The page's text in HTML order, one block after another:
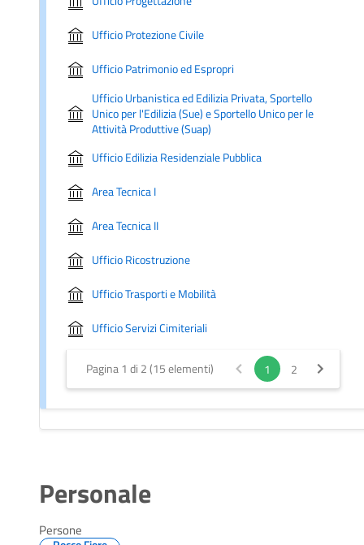
Ufficio Protezione Civile
Ufficio Patrimonio ed Espropri
Ufficio Urbanistica ed Edilizia Privata, Sportello
Unico per l'Edilizia (Sue) e Sportello Unico per le
Attività Produttive (Suap)
Ufficio Edilizia Residenziale Pubblica
Area Tecnica I
Area Tecnica II
Ufficio Ricostruzione
Ufficio Trasporti e Mobilità
Ufficio Servizi Cimiteriali
Pagina 1 di 2 (15 elementi) 1 2
Personale
Persone